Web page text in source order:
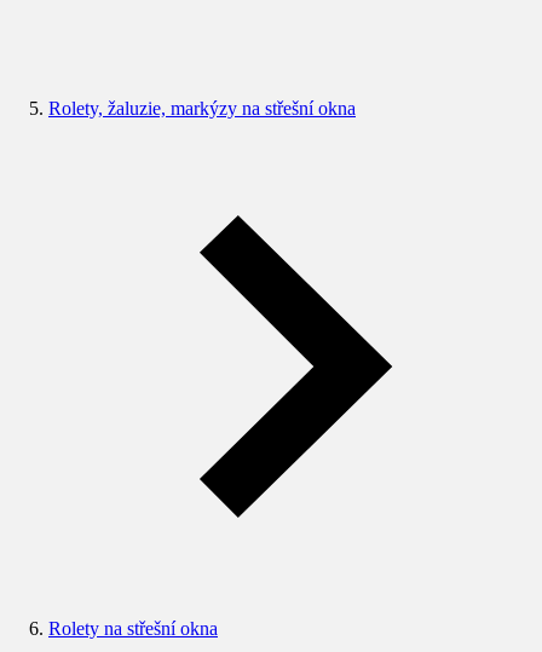
Rolety, žaluzie, markýzy na střešní okna
Rolety na střešní okna